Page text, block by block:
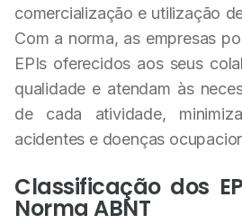
comercialização e utilização
Com a norma, as empresas
EPIs oferecidos aos seus
qualidade e atendam às
de cada atividade,
acidentes e doenças
Classificação dos
Norma ABNT